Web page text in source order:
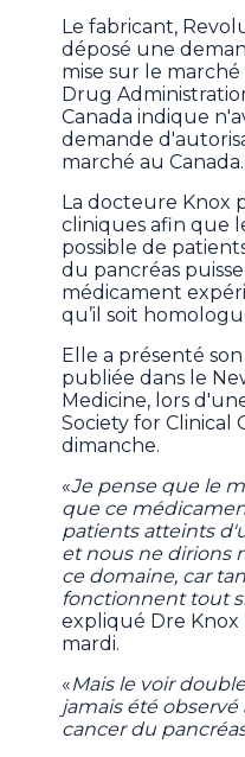
Le fabricant,
déposé une
mise sur le
Drug
Canada indique
demande
marché au Canada.
La docteure Knox
cliniques afin que
possible de
du pancréas
médicament
qu’il soit
Elle a présenté
publiée dans le
Medicine, lors
Society for Clinical
dimanche.
«Je pense que le
que ce
patients atteints
et nous ne dirions
ce domaine, car
fonctionnent tout
expliqué Dre
mardi.
«Mais le voir
jamais été
cancer du